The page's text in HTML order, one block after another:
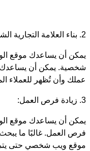
2. بناء العلامة التجارية الشخصية:
يمكن أن يساعدك موقع
شخصية. يمكن أن
عملك وأن تُظهر للعملاء
3. زيادة فرص العمل:
يمكن أن يساعدك موقع
فرص العمل. غالبًا ما
موقع ويب شخصي حتى